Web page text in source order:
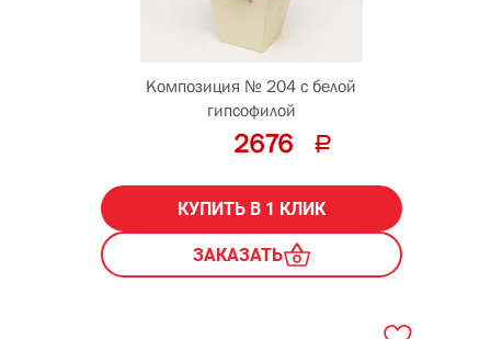
Композиция № 204 с белой
гипсофилой
2676
КУПИТЬ В 1 КЛИК
ЗАКАЗАТЬ